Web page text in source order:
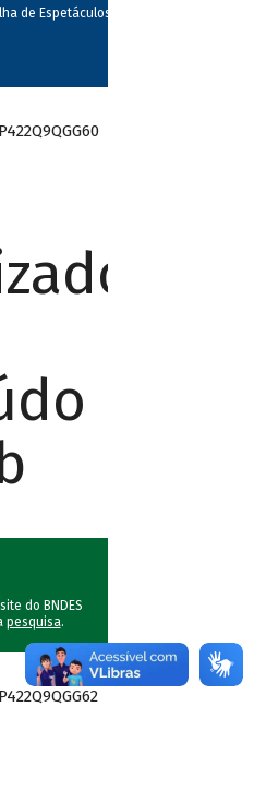
de Espetáculos
do BNDES
pesquisa.